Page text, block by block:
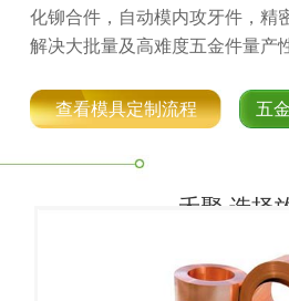
化铆合件，自动模内攻牙件，精
解决大批量及高难度五金件量产
查看模具定制流程 五
禾聚,选择